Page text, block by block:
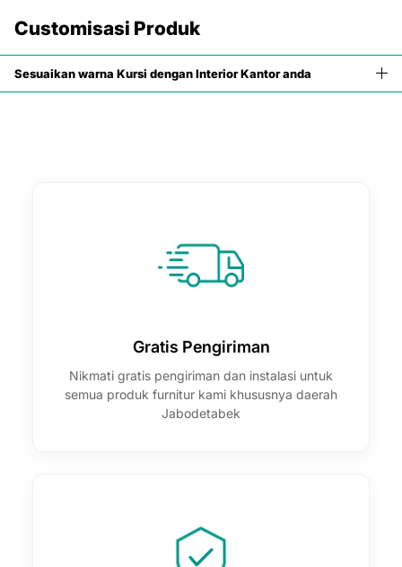
Customisasi Produk
Sesuaikan warna Kursi dengan Interior Kantor anda
Gratis Pengiriman
Nikmati gratis pengiriman dan instalasi untuk
semua produk furnitur kami khususnya daerah
Jabodetabek